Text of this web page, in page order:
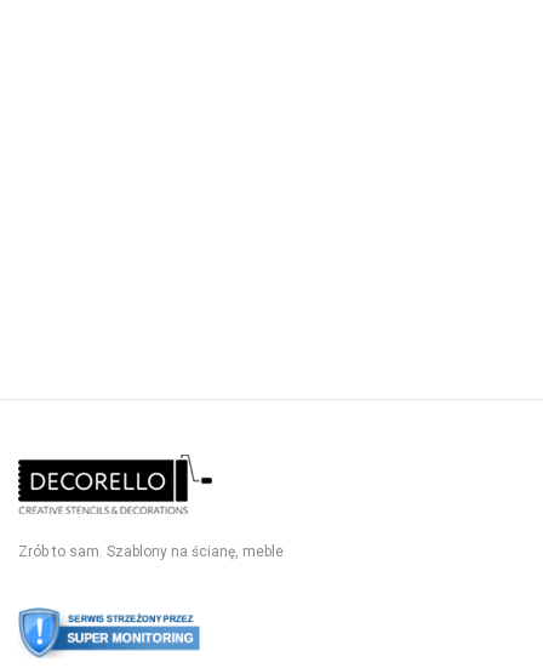
Zrób to sam. Szablony na ścianę, meble